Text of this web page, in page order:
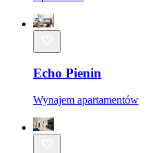
Echo Pienin
Wynajem apartamentów